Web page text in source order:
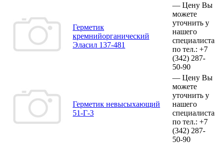
Герметик
кремнийорганический
Эласил 137-481
— Цену Вы
можете
уточнить у
нашего
специалиста
по тел.: +7
(342) 287-
50-90
Герметик невысыхающий
51-Г-3
— Цену Вы
можете
уточнить у
нашего
специалиста
по тел.: +7
(342) 287-
50-90